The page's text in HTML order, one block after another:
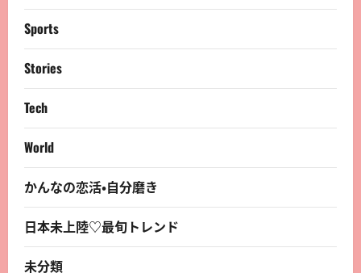
Sports
Stories
Tech
World
かんなの恋活・自分磨き
日本未上陸♡最旬トレンド
未分類